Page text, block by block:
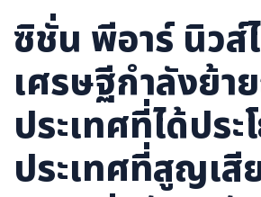
อบรมสัมมนา
เอเชีย
ภาษาอังกฤษ
ภาษาจีน
ภาษาญี่ปุ่น
ซิชั่น พีอาร์ นิวส์
เศรษฐีกำลังย้า
ประเทศที่ได้ประ
ประเทศที่สูญเสี